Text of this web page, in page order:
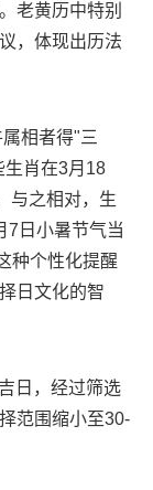
老黄历中特别
，体现出历法
相者得"三
生肖在3月18
与之相对，生
7日小暑节气当
种个性化提醒
日文化的智
日，经过筛选
范围缩小至30-